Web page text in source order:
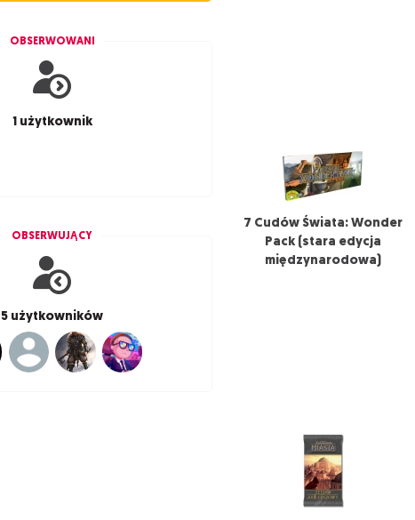
OBSERWOWANI
1 użytkownik
OBSERWUJĄCY
5 użytkowników
7 Cudów Świata: Wonder
Pack (stara edycja
międzynarodowa)